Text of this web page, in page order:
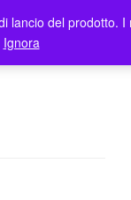
Elenco
del prodotto.
Ignora